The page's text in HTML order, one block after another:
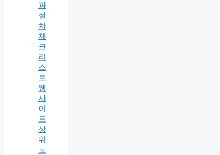
과
절
차
체
크
리
스
트
웹
사
이
트
상
위
노